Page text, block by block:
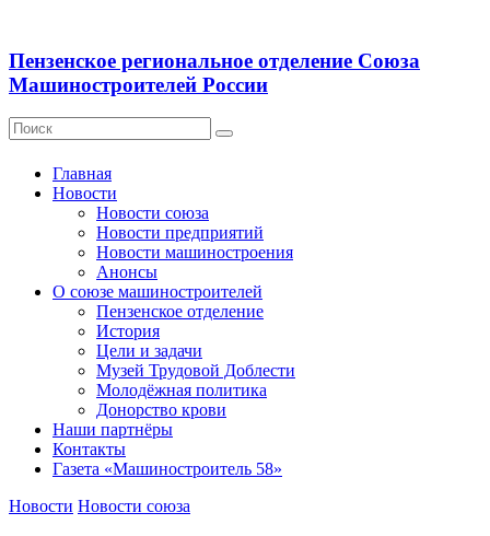
Пензенское региональное отделение Союза
Машиностроителей России
Главная
Новости
Новости союза
Новости предприятий
Новости машиностроения
Анонсы
О союзе машиностроителей
Пензенское отделение
История
Цели и задачи
Музей Трудовой Доблести
Молодёжная политика
Донорство крови
Наши партнёры
Контакты
Газета «Машиностроитель 58»
Новости Новости союза